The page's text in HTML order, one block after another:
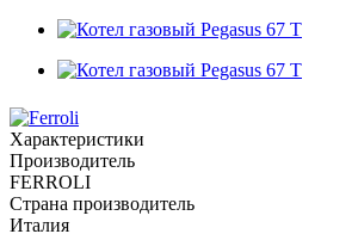
Характеристики
Производитель
FERROLI
Страна производитель
Италия